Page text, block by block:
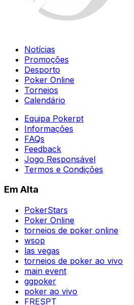
Notícias
Promoções
Desporto
Poker Online
Torneios
Calendário
Equipa Pokerpt
Informações
FAQs
Feedback
Jogo Responsável
Termos e Condições
Em Alta
PokerStars
Poker Online
torneios de poker online
wsop
las vegas
torneios de poker ao vivo
main event
ggpoker
poker ao vivo
FRESPT